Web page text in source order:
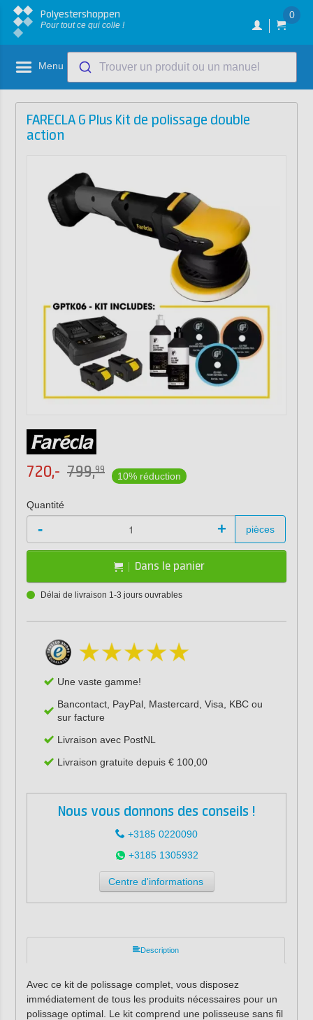
Polyestershoppen
Pour tout ce qui colle !
0
Menu Trouver un produit ou un manuel
FARECLA G Plus Kit de polissage double
action
720,- 799,99
10% réduction
Quantité
- + pièces
Dans le panier
Délai de livraison 1-3 jours ouvrables
Une vaste gamme!
Bancontact, PayPal, Mastercard, Visa, KBC ou
sur facture
Livraison avec PostNL
Livraison gratuite depuis € 100,00
Nous vous donnons des conseils !
+3185 0220090
+3185 1305932
Centre d'informations
Description
Avec ce kit de polissage complet, vous disposez
immédiatement de tous les produits nécessaires pour un
polissage optimal. Le kit comprend une polisseuse sans fil